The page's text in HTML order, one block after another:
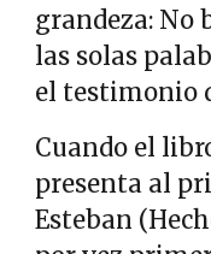
grandeza: No
las solas
el testimonio
Cuando el
presenta al
Esteban